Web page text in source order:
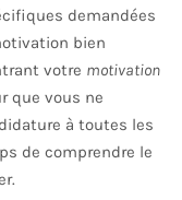
demandées
bien
votre motivation
que vous ne
à toutes les
de comprendre le